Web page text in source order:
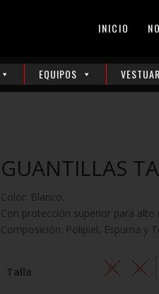
INICIO
EQUIPOS
GUANTILLAS
Color: Blanco.
Con protección superior para alto
Composición: Polipiel, Espuma y
Talla XL L